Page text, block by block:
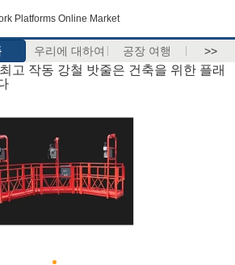
Platforms Online Market
우리에 대하여 공장 여행 >>
고 작동 강철 밧줄은 건축을 위한 플래